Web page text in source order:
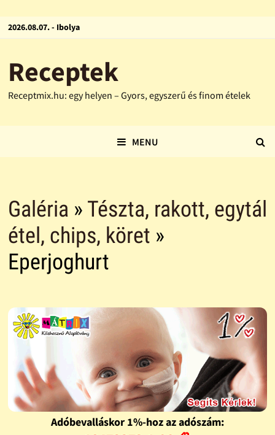
2026.08.07. - Ibolya
Receptek
Receptmix.hu: egy helyen – Gyors, egyszerű és finom ételek
MENU
Galéria » Tészta, rakott, egytál
étel, chips, köret »
Eperjoghurt
Adóbevalláskor 1%-hoz az adószám: